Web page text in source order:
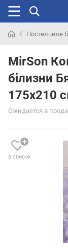
раньше
Постельное
MirSon
білизни
175х210
Ожидается в
в список